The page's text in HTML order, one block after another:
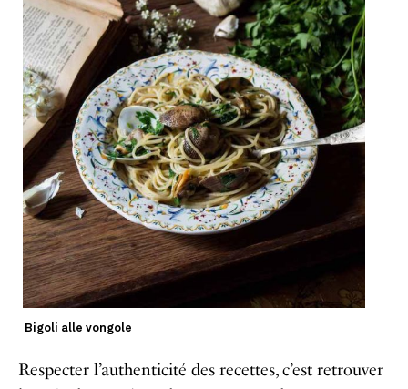
Bigoli alle vongole
Respecter l’authenticité des recettes, c’est retrouver